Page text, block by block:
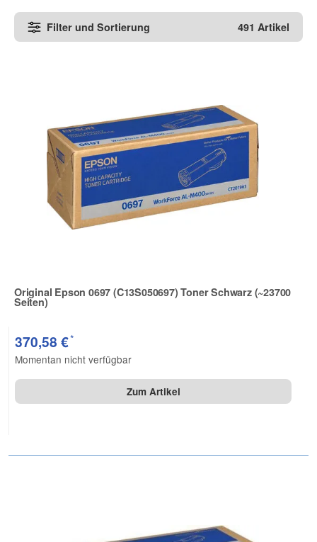
Filter und Sortierung 491 Artikel
Original Epson 0697 (C13S050697) Toner Schwarz (~23700
Seiten)
Zur Artikelbewertung
370,58 €*
Momentan nicht verfügbar
Zum Artikel